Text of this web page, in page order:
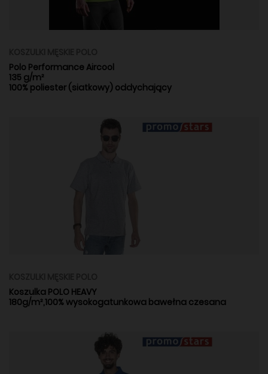
Polo Performance Aircool
135 g/m²
100% poliester (siatkowy) oddychający
Koszulka POLO HEAVY
180g/m²,100% wysokogatunkowa bawełna czesana